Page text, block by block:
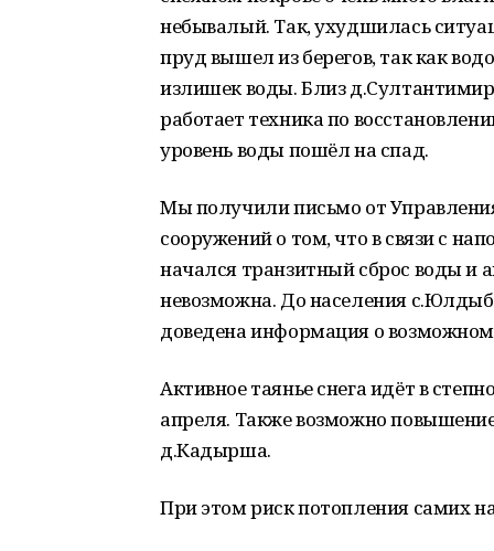
небывалый. Так, ухудшилась
пруд вышел из берегов, так как
излишек воды. Близ
работает техника по
уровень воды пошёл на спад.
Мы получили письмо от
сооружений о том, что в связи с
начался транзитный сброс воды и
невозможна. До населения
доведена информация о
Активное таянье снега идёт в
апреля. Также возможно
д.Кадырша.
При этом риск потопления самих